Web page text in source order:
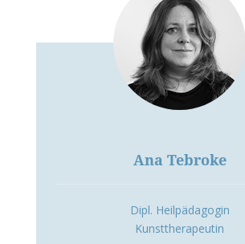
Ana Tebroke
Dipl. Heilpädagogin
Kunsttherapeutin